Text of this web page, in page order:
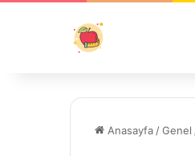
Anasayfa /Genel